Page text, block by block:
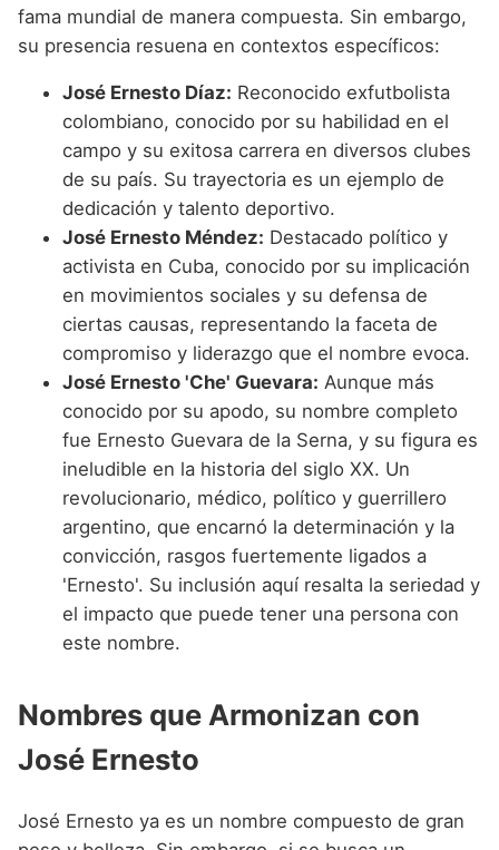
fama mundial de manera compuesta. Sin embargo,
su presencia resuena en contextos específicos:
José Ernesto Díaz: Reconocido exfutbolista
colombiano, conocido por su habilidad en el
campo y su exitosa carrera en diversos clubes
de su país. Su trayectoria es un ejemplo de
dedicación y talento deportivo.
José Ernesto Méndez: Destacado político y
activista en Cuba, conocido por su implicación
en movimientos sociales y su defensa de
ciertas causas, representando la faceta de
compromiso y liderazgo que el nombre evoca.
José Ernesto 'Che' Guevara: Aunque más
conocido por su apodo, su nombre completo
fue Ernesto Guevara de la Serna, y su figura es
ineludible en la historia del siglo XX. Un
revolucionario, médico, político y guerrillero
argentino, que encarnó la determinación y la
convicción, rasgos fuertemente ligados a
'Ernesto'. Su inclusión aquí resalta la seriedad y
el impacto que puede tener una persona con
este nombre.
Nombres que Armonizan con
José Ernesto
José Ernesto ya es un nombre compuesto de gran